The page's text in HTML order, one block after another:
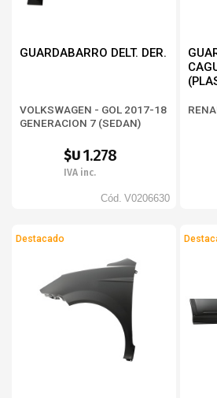
GUARDABARRO DELT. DER.
VOLKSWAGEN - GOL 2017-18
GENERACION 7 (SEDAN)
$U1.278
IVA inc.
Cód. V0206630
Destacado